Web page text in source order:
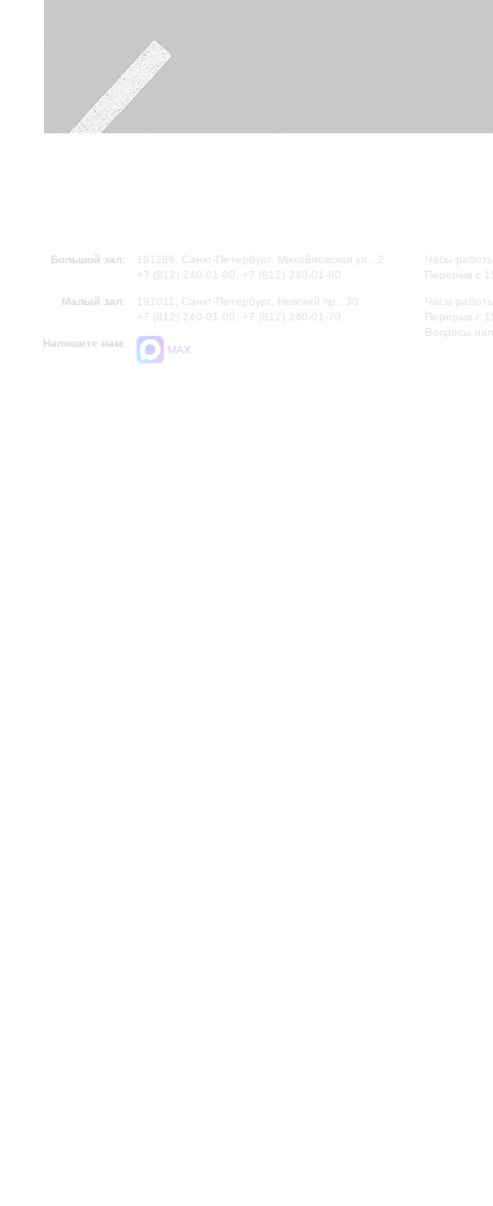
Большой зал:
191186, Санкт-Петербург, Михайловская ул., 2
+7 (812) 240-01-00, +7 (812) 240-01-80
Малый зал:
191011, Санкт-Петербург, Невский пр., 30
+7 (812) 240-01-00, +7 (812) 240-01-70
Напишите нам:
MAX
Часы
Перерыв с
Часы
Перерыв с
Вопросы